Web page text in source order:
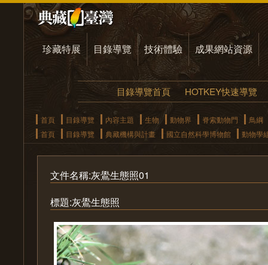
珍藏特展 目錄導覽 技術體驗 成果網站資源
目錄導覽首頁 HOTKEY快速導覽
首頁 目錄導覽 內容主題 生物 動物界 脊索動物門
鳥綱
首頁
目錄導覽 典藏機構與計畫 國立自然科學博物館 動物學
文件名稱:灰鷽生態照01
標題:灰鷽生態照